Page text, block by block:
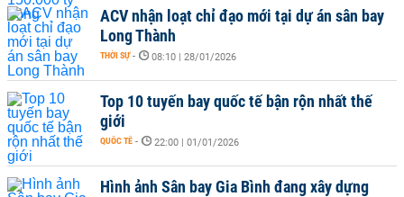
ACV nhận loạt chỉ đạo mới tại dự án sân bay
Long Thành
THỜI SỰ - 08:10 | 28/01/2026
Top 10 tuyến bay quốc tế bận rộn nhất thế
giới
QUỐC TẾ - 22:00 | 01/01/2026
Hình ảnh Sân bay Gia Bình đang xây dựng